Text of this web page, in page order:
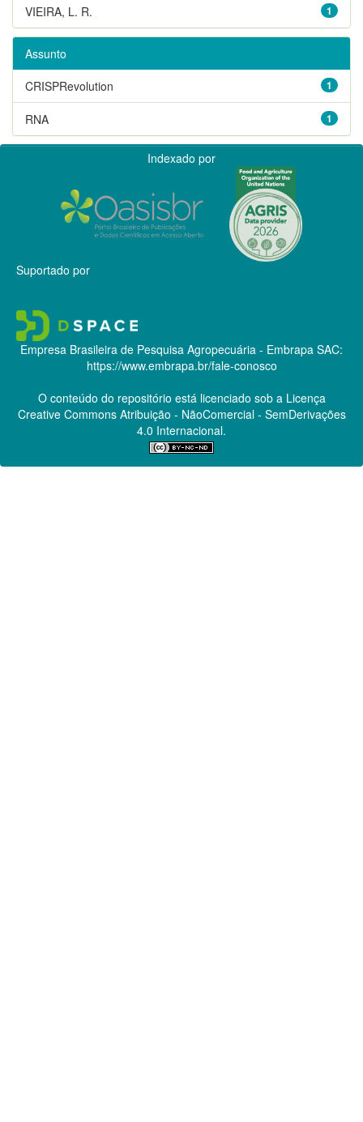
1
VIEIRA, L. R.
Assunto
1
CRISPRevolution
1
RNA
Indexado por
Suportado por
Empresa Brasileira de Pesquisa Agropecuária - Embrapa SAC:
https://www.embrapa.br/fale-conosco
O conteúdo do repositório está licenciado sob a Licença
Creative CommonsAtribuição - NãoComercial - SemDerivações
4.0 Internacional.